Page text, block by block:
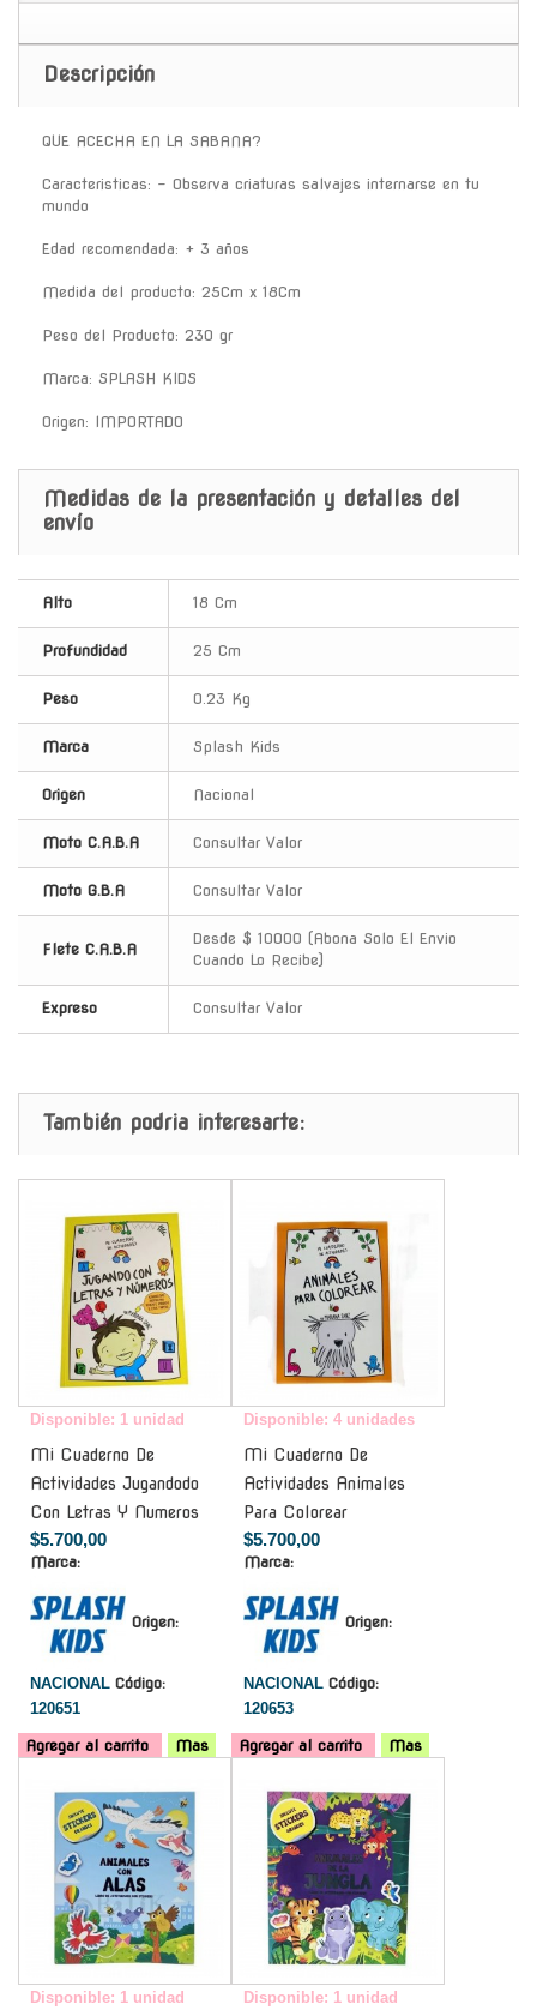
Descripción
QUE ACECHA EN LA SABANA?
Caracteristicas: - Observa criaturas salvajes internarse en tu
mundo
Edad recomendada: + 3 años
Medida del producto: 25Cm x 18Cm
Peso del Producto: 230 gr
Marca: SPLASH KIDS
Origen: IMPORTADO
Medidas de la presentación y detalles del
envío
Alto 18 Cm
Profundidad 25 Cm
Peso 0.23 Kg
Marca Splash Kids
Origen Nacional
Moto C.A.B.A Consultar Valor
Moto G.B.A Consultar Valor
Flete C.A.B.A
Desde $ 10000 (Abona Solo El Envio
Cuando Lo Recibe)
Expreso Consultar Valor
También podria interesarte:
Disponible: 1 unidad
Mi Cuaderno De
Actividades Jugandodo
Con Letras Y Numeros
$5.700,00
Marca:
Origen:
NACIONAL Código:
120651
Agregar al carrito Mas
Disponible: 4 unidades
Mi Cuaderno De
Actividades Animales
Para Colorear
$5.700,00
Marca:
Origen:
NACIONAL Código:
120653
Agregar al carrito
Mas
Disponible: 1 unidad Disponible: 1 unidad